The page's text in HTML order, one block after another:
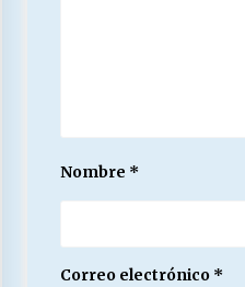
Nombre *
Correo electrónico *